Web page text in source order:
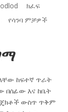
ክፈፍ
የሳንባ ምቻዎች
ከፍተኛ ጥራት
በሰፊው እና ከቤት
ውስጥ ጥቅም